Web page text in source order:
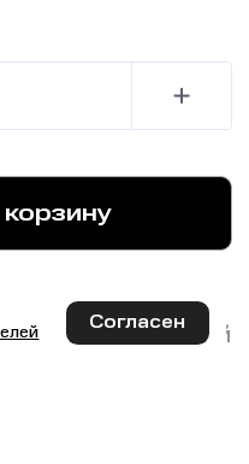
даже в самых
в этот легкий
Согласен